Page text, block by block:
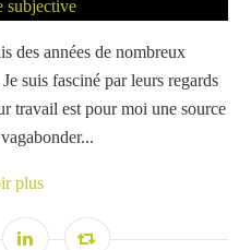
des années de nombreux
suis fasciné par leurs regards
travail est pour moi une source
plus